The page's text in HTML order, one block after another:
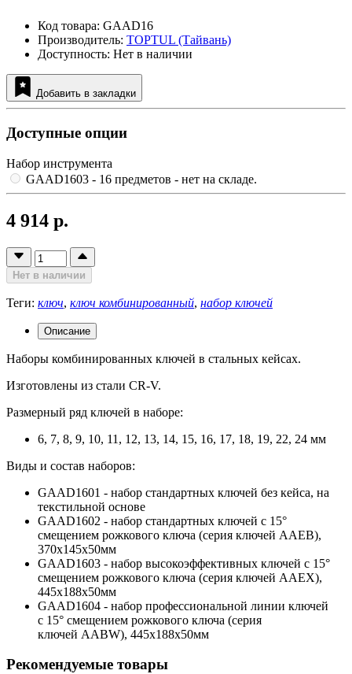
Код товара: GAAD16
Производитель: TOPTUL (Тайвань)
Доступность: Нет в наличии
Добавить в закладки
Доступные опции
Набор инструмента
GAAD1603 - 16 предметов - нет на складе.
4 914 р.
Нет в наличии
Теги: ключ, ключ комбинированный, набор ключей
Описание
Наборы комбинированных ключей в стальных кейсах.
Изготовлены из стали CR-V.
Размерный ряд ключей в наборе:
6, 7, 8, 9, 10, 11, 12, 13, 14, 15, 16, 17, 18, 19, 22, 24 мм
Виды и состав наборов:
GAAD1601 - набор стандартных ключей без кейса, на
текстильной основе
GAAD1602 - набор стандартных ключей с 15°
смещением рожкового ключа (серия ключей AAEB),
370х145х50мм
GAAD1603 - набор высокоэффективных ключей с 15°
смещением рожкового ключа (серия ключей AAEX),
445х188х50мм
GAAD1604 - набор профессиональной линии ключей
с 15° смещением рожкового ключа (серия
ключей AABW), 445х188х50мм
Рекомендуемые товары